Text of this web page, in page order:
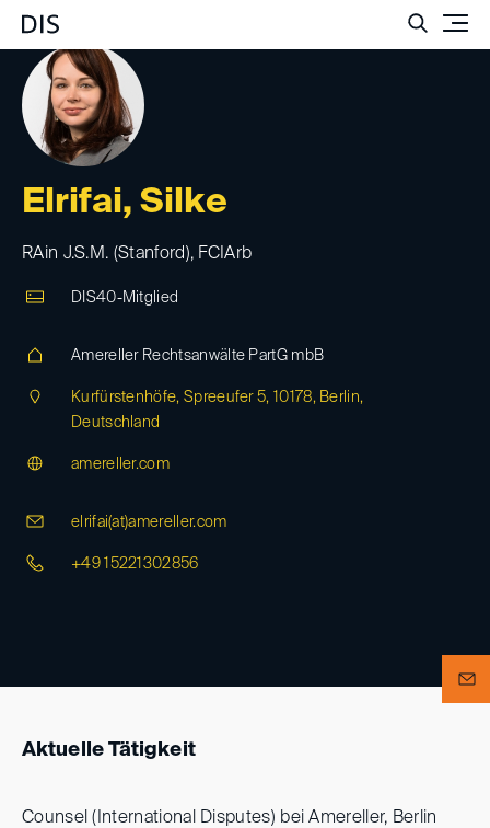
Elrifai, Silke
RAin J.S.M. (Stanford), FCIArb
DIS40-Mitglied
Amereller Rechtsanwälte PartG mbB
Kurfürstenhöfe, Spreeufer 5, 10178, Berlin,
Deutschland
amereller.com
elrifai(at)amereller.com
+49 15221302856
Aktuelle Tätigkeit
Counsel (International Disputes) bei Amereller, Berlin